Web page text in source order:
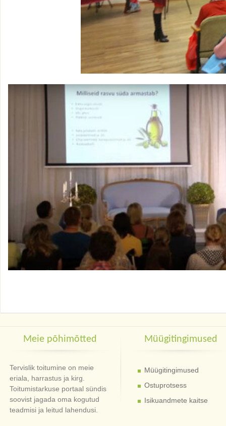
Meie põhimõtted
Tervislik toitumine on meie
eriala, harrastus ja kirg.
Toitumistarkuse portaal sündis
soovist jagada oma kogutud
teadmisi ja leitud lahendusi.
Müügitingimused
Müügitingimused
Ostuprotsess
Isikuandmete kaitse